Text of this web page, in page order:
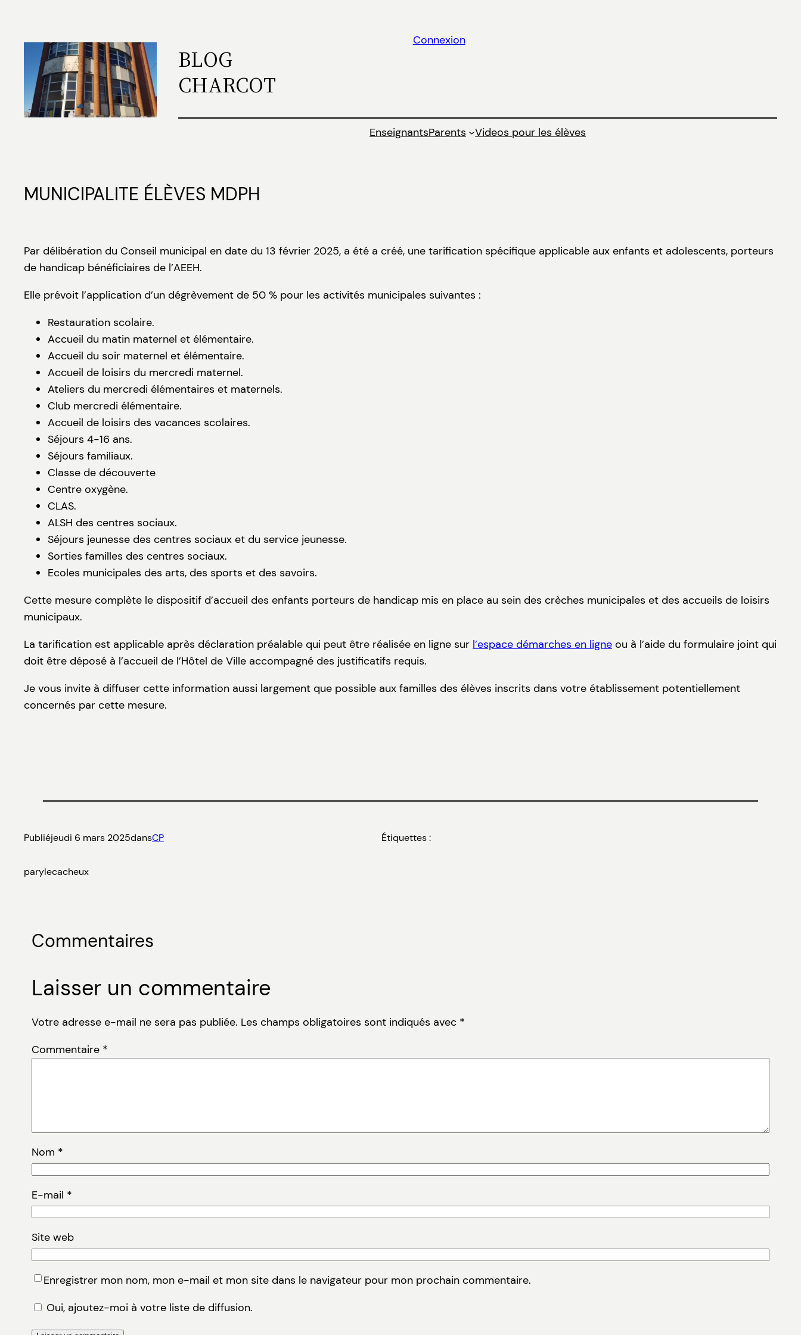
contenu
BLOG
CHARCOT
Connexion
EnseignantsParents Videos pour les élèves
MUNICIPALITE ÉLÈVES MDPH
Par délibération du Conseil municipal en date du 13 février 2025, a été a créé, une tarification spécifique applicable aux enfants et adolescents, porteurs
de handicap bénéficiaires de l’AEEH.
Elle prévoit l’application d’un dégrèvement de 50 % pour les activités municipales suivantes :
Restauration scolaire.
Accueil du matin maternel et élémentaire.
Accueil du soir maternel et élémentaire.
Accueil de loisirs du mercredi maternel.
Ateliers du mercredi élémentaires et maternels.
Club mercredi élémentaire.
Accueil de loisirs des vacances scolaires.
Séjours 4-16 ans.
Séjours familiaux.
Classe de découverte
Centre oxygène.
CLAS.
ALSH des centres sociaux.
Séjours jeunesse des centres sociaux et du service jeunesse.
Sorties familles des centres sociaux.
Ecoles municipales des arts, des sports et des savoirs.
Cette mesure complète le dispositif d’accueil des enfants porteurs de handicap mis en place au sein des crèches municipales et des accueils de loisirs
municipaux.
La tarification est applicable après déclaration préalable qui peut être réalisée en ligne sur l’espace démarches en ligne ou à l’aide du formulaire joint qui
doit être déposé à l’accueil de l’Hôtel de Ville accompagné des justificatifs requis.
Je vous invite à diffuser cette information aussi largement que possible aux familles des élèves inscrits dans votre établissement potentiellement
concernés par cette mesure.
Publiéjeudi 6 mars 2025dansCP
parylecacheux
Étiquettes :
Commentaires
Laisser un commentaire
Votre adresse e-mail ne sera pas publiée. Les champs obligatoires sont indiqués avec *
Commentaire *
Nom *
E-mail *
Site web
Enregistrer mon nom, mon e-mail et mon site dans le navigateur pour mon prochain commentaire.
Oui, ajoutez-moi à votre liste de diffusion.